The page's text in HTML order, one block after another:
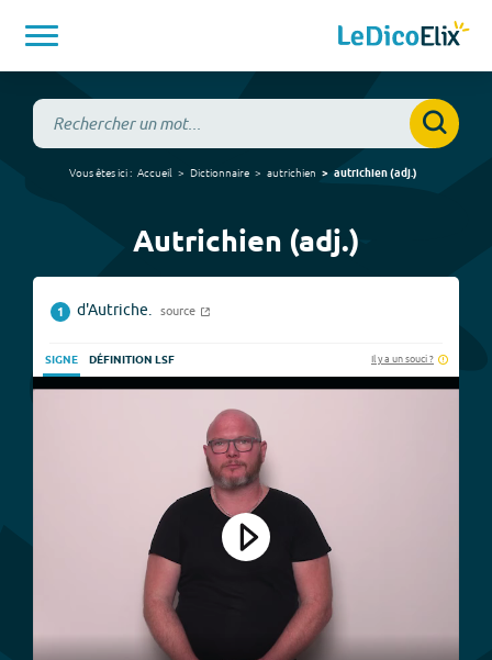
Vous êtes ici : Accueil Dictionnaire autrichien autrichien(adj.)
Autrichien (adj.)
1 d'Autriche. source
SIGNE DÉFINITION LSF Il y a un souci ?
Play